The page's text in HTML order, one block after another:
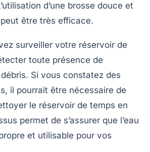
d’une brosse douce et
peut être très efficace.
surveiller votre réservoir de
toute présence de
Si vous constatez des
il pourrait être nécessaire de
le réservoir de temps en
permet de s’assurer que l’eau
et utilisable pour vos